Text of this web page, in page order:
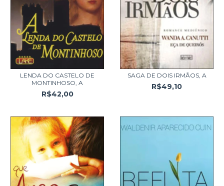
LENDA DO CASTELO DE
MONTINHOSO, A
R$42,00
SAGA DE DOIS IRMÃOS, A
R$49,10